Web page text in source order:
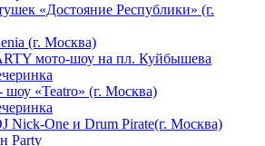
«Достояние Республики» (г.
(г. Москва)
мото-шоу на пл. Куйбышева
шоу «Teatro» (г. Москва)
Nick-One и Drum Pirate(г. Москва)
Party